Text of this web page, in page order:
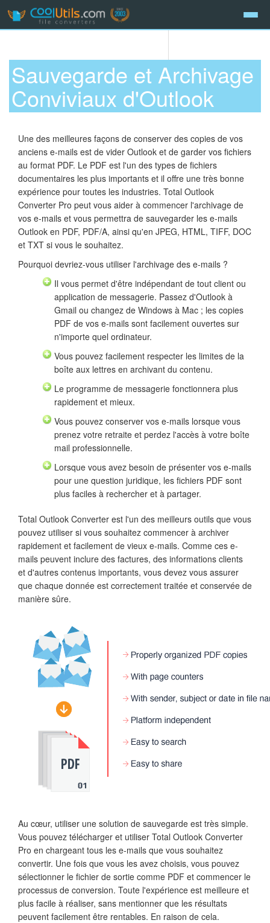
Sauvegarde et Archivage
Conviviaux d'Outlook
Une des meilleures façons de conserver des copies de vos
anciens e-mails est de vider Outlook et de garder vos fichiers
au format PDF. Le PDF est l'un des types de fichiers
documentaires les plus importants et il offre une très bonne
expérience pour toutes les industries. Total Outlook
Converter Pro peut vous aider à commencer l'archivage de
vos e-mails et vous permettra de sauvegarder les e-mails
Outlook en PDF, PDF/A, ainsi qu'en JPEG, HTML, TIFF, DOC
et TXT si vous le souhaitez.
Pourquoi devriez-vous utiliser l'archivage des e-mails ?
Il vous permet d'être indépendant de tout client ou
application de messagerie. Passez d'Outlook à
Gmail ou changez de Windows à Mac ; les copies
PDF de vos e-mails sont facilement ouvertes sur
n'importe quel ordinateur.
Vous pouvez facilement respecter les limites de la
boîte aux lettres en archivant du contenu.
Le programme de messagerie fonctionnera plus
rapidement et mieux.
Vous pouvez conserver vos e-mails lorsque vous
prenez votre retraite et perdez l'accès à votre boîte
mail professionnelle.
Lorsque vous avez besoin de présenter vos e-mails
pour une question juridique, les fichiers PDF sont
plus faciles à rechercher et à partager.
Total Outlook Converter est l'un des meilleurs outils que vous
pouvez utiliser si vous souhaitez commencer à archiver
rapidement et facilement de vieux e-mails. Comme ces e-
mails peuvent inclure des factures, des informations clients
et d'autres contenus importants, vous devez vous assurer
que chaque donnée est correctement traitée et conservée de
manière sûre.
Au cœur, utiliser une solution de sauvegarde est très simple.
Vous pouvez télécharger et utiliser Total Outlook Converter
Pro en chargeant tous les e-mails que vous souhaitez
convertir. Une fois que vous les avez choisis, vous pouvez
sélectionner le fichier de sortie comme PDF et commencer le
processus de conversion. Toute l'expérience est meilleure et
plus facile à réaliser, sans mentionner que les résultats
peuvent facilement être rentables. En raison de cela.